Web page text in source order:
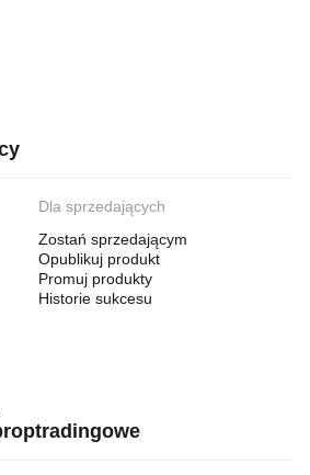
Dla sprzedających
Zostań sprzedającym
Opublikuj produkt
Promuj produkty
Historie sukcesu